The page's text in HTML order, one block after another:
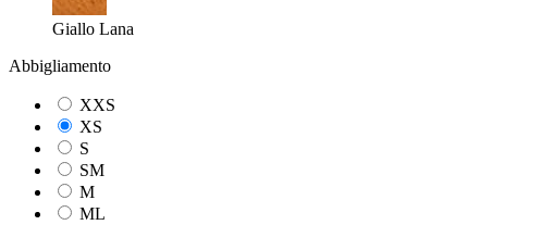
Giallo Lana
Abbigliamento
XXS
XS
S
SM
M
ML